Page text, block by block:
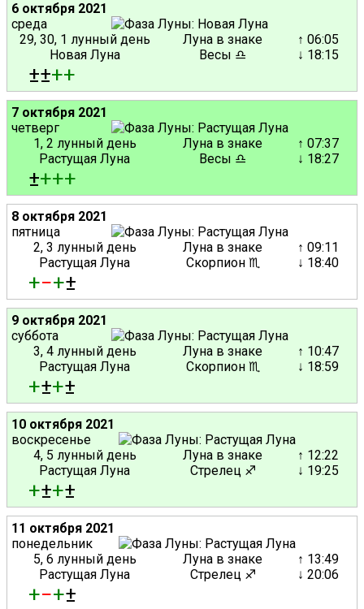
6 октября 2021
среда
29, 30, 1 лунный день
Новая Луна
Луна в знаке
Весы ♎
↑ 06:05
↓ 18:15
±±++
7 октября 2021
четверг
1, 2 лунный день
Растущая Луна
Луна в знаке
Весы ♎
↑ 07:37
↓ 18:27
±+++
8 октября 2021
пятница
2, 3 лунный день
Растущая Луна
Луна в знаке
Скорпион ♏
↑ 09:11
↓ 18:40
+−+±
9 октября 2021
суббота
3, 4 лунный день
Растущая Луна
Луна в знаке
Скорпион ♏
↑ 10:47
↓ 18:59
+±+±
10 октября 2021
воскресенье
4, 5 лунный день
Растущая Луна
Луна в знаке
Стрелец ♐
↑ 12:22
↓ 19:25
+±+±
11 октября 2021
понедельник
5, 6 лунный день
Растущая Луна
Луна в знаке
Стрелец ♐
↑ 13:49
↓ 20:06
+−+±